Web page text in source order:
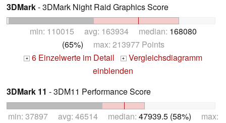
3DMark- 3DMark Night Raid Graphics Score
min: 110015 avg: 163934 median: 168080
(65%) max: 213977 Points
+ 6 Einzelwerte im Detail + Vergleichsdiagramm
einblenden
3DMark 11 - 3DM11 Performance Score
min: 37897 avg: 46514 median: 47939.5 (58%) max: